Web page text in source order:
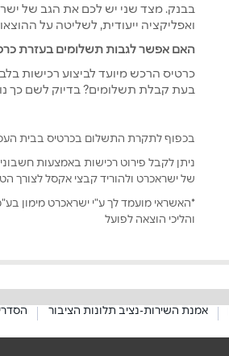
בבנק. מצד שני יש לכם את הגב של
ואפליקציה ייעודית, לשליטה על
האם אפשר לגבות תשלומים בעזרת
כרטיס הרכש מיועד לביצוע רכישות
בעת קבלת תשלומים? בדיוק לשם כך
בכפוף לתקרת התשלום בכרטיס בבית
ניתן לקבל פירוט רכישות באמצעות
של ישראכרט ולהוריד קבצי אקסל לצורך
*האשראי מועמד לך ע"י ישראכרט מימון
והליכי הוצאה לפועל
אמנת השירות-נציב תלונות הציבור